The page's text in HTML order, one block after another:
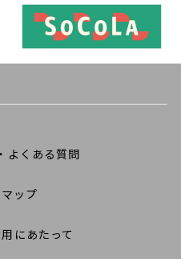
よくある質問
ップ
にあたって